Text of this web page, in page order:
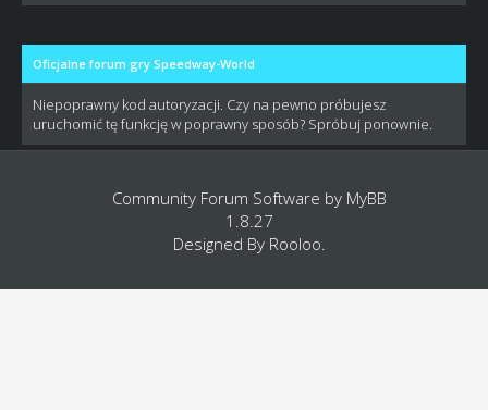
Oficjalne forum gry Speedway-World
Niepoprawny kod autoryzacji. Czy na pewno próbujesz
uruchomić tę funkcję w poprawny sposób? Spróbuj ponownie.
Community Forum Software by MyBB
1.8.27
Designed By Rooloo.